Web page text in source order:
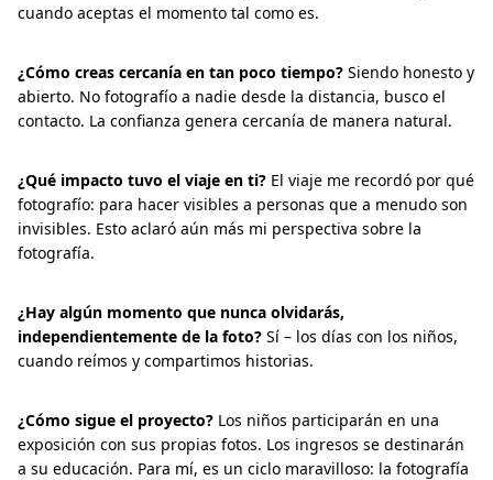
cuando aceptas el momento tal como es.
¿Cómo creas cercanía en tan poco tiempo? Siendo honesto y
abierto. No fotografío a nadie desde la distancia, busco el
contacto. La confianza genera cercanía de manera natural.
¿Qué impacto tuvo el viaje en ti? El viaje me recordó por qué
fotografío: para hacer visibles a personas que a menudo son
invisibles. Esto aclaró aún más mi perspectiva sobre la
fotografía.
¿Hay algún momento que nunca olvidarás,
independientemente de la foto? Sí – los días con los niños,
cuando reímos y compartimos historias.
¿Cómo sigue el proyecto? Los niños participarán en una
exposición con sus propias fotos. Los ingresos se destinarán
a su educación. Para mí, es un ciclo maravilloso: la fotografía